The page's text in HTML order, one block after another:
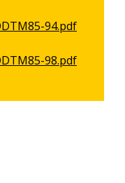
94.pdf
98.pdf